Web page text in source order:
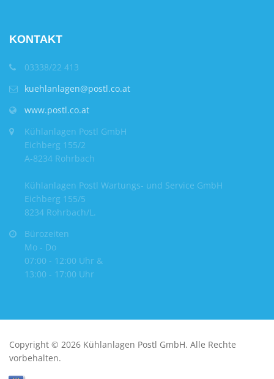
KONTAKT
03338/22 413
kuehlanlagen@postl.co.at
www.postl.co.at
Kühlanlagen Postl GmbH
Eichberg 155/2
A-8234 Rohrbach
Kühlanlagen Postl Wartungs- und Service GmbH
Eichberg 155/5
8234 Rohrbach/L.
Bürozeiten
Mo - Do
07:00 - 12:00 Uhr &
13:00 - 17:00 Uhr
Copyright © 2026 Kühlanlagen Postl GmbH. Alle Rechte
vorbehalten.